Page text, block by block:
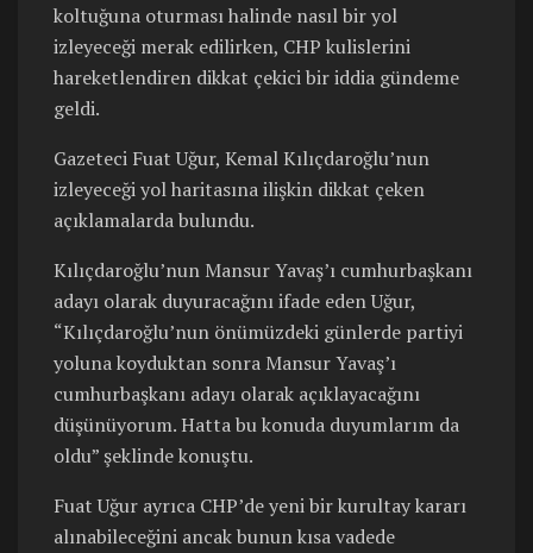
koltuğuna oturması halinde nasıl bir yol
izleyeceği merak edilirken, CHP kulislerini
hareketlendiren dikkat çekici bir iddia gündeme
geldi.
Gazeteci Fuat Uğur, Kemal Kılıçdaroğlu’nun
izleyeceği yol haritasına ilişkin dikkat çeken
açıklamalarda bulundu.
Kılıçdaroğlu’nun Mansur Yavaş’ı cumhurbaşkanı
adayı olarak duyuracağını ifade eden Uğur,
“Kılıçdaroğlu’nun önümüzdeki günlerde partiyi
yoluna koyduktan sonra Mansur Yavaş’ı
cumhurbaşkanı adayı olarak açıklayacağını
düşünüyorum. Hatta bu konuda duyumlarım da
oldu” şeklinde konuştu.
Fuat Uğur ayrıca CHP’de yeni bir kurultay kararı
alınabileceğini ancak bunun kısa vadede